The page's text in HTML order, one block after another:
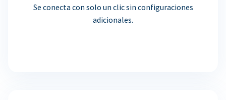
Se conecta con solo un clic sin configuraciones
adicionales.